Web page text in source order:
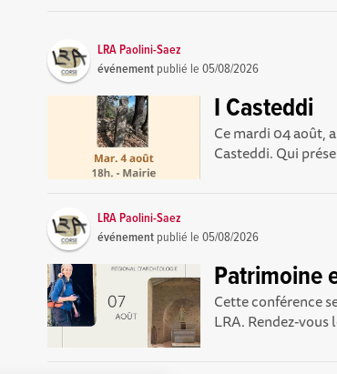
LRA Paolini-Saez
événement publié le05/08/2026
I Casteddi
Ce mardi 04 août,
Casteddi. Qui
LRA Paolini-Saez
événement publié le05/08/2026
Patrimoine
Cette conférence
LRA. Rendez-vous